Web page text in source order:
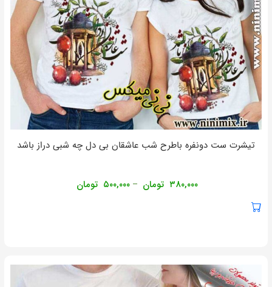
تیشرت ست دونفره باطرح شب عاشقان بی دل چه شبی دراز باشد
۳۸۰,۰۰۰ تومان – ۵۰۰,۰۰۰ تومان